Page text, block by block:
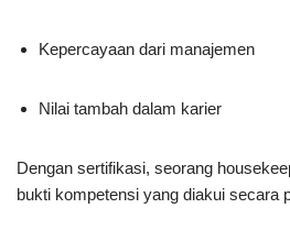
Kepercayaan dari manajemen
Nilai tambah dalam karier
Dengan sertifikasi, seorang
bukti kompetensi yang diakui secara